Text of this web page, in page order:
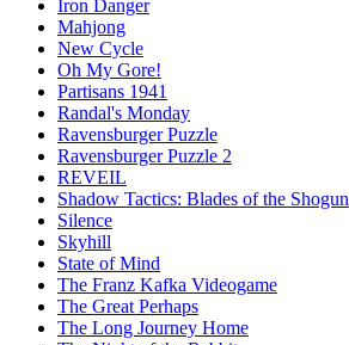
Iron Danger
Mahjong
New Cycle
Oh My Gore!
Partisans 1941
Randal's Monday
Ravensburger Puzzle
Ravensburger Puzzle 2
REVEIL
Shadow Tactics: Blades of the Shogun
Silence
Skyhill
State of Mind
The Franz Kafka Videogame
The Great Perhaps
The Long Journey Home